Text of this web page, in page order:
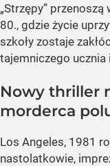
„Strzępy”
80., gdzie życie
szkoły zostaje
tajemniczego
Nowy thriller
morderca
Los Angeles, 1981
nastolatkowie,